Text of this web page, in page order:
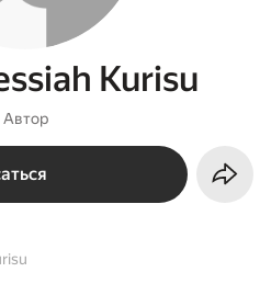
Kurisu
Автор